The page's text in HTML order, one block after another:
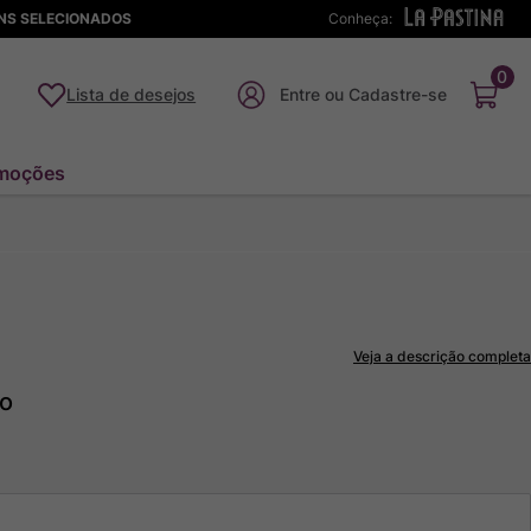
Conheça:
SELECIONADOS
Lista de desejos
0
Veja a descrição completa